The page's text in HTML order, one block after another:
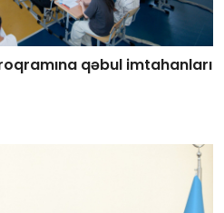
qəbul imtahanları